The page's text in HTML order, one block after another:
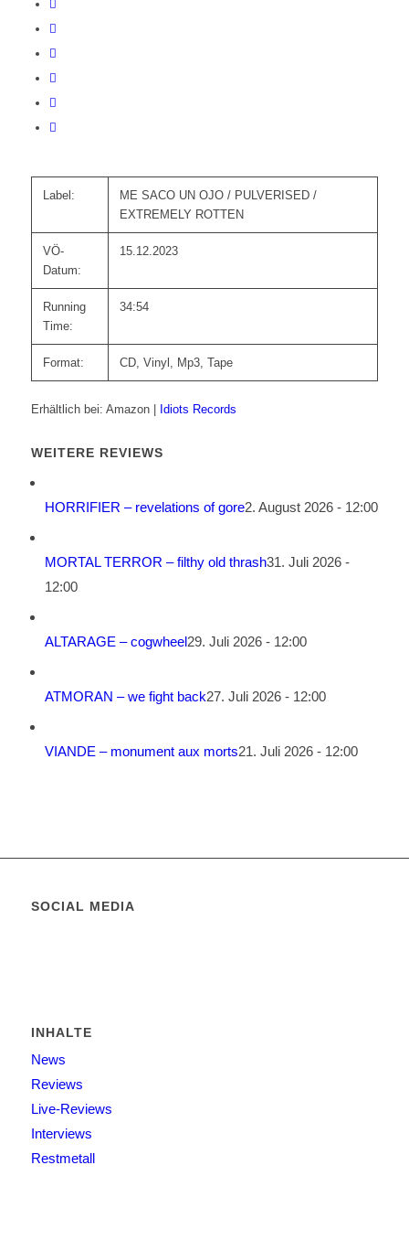
Label:
ME SACO UN OJO / PULVERISED /
EXTREMELY ROTTEN
VÖ-
Datum:
15.12.2023
Running
Time:
34:54
Format: CD, Vinyl, Mp3, Tape
Erhältlich bei: Amazon | Idiots Records
WEITERE REVIEWS
HORRIFIER – revelations of gore2. August 2026 - 12:00
MORTAL TERROR – filthy old thrash31. Juli 2026 -
12:00
ALTARAGE – cogwheel29. Juli 2026 - 12:00
ATMORAN – we fight back27. Juli 2026 - 12:00
VIANDE – monument aux morts21. Juli 2026 - 12:00
SOCIAL MEDIA
INHALTE
News
Reviews
Live-Reviews
Interviews
Restmetall